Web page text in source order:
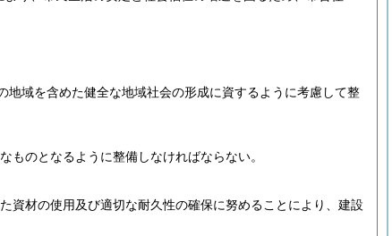
地域を含めた健全な地域社会の形成に資するように考慮して整
のとなるように整備しなければならない。
資材の使用及び適切な耐久性の確保に努めることにより、建設